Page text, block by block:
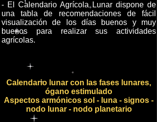
- El Calendario Agrícola Lunar dispone de
una tabla de recomendaciones de fácil
visualización de los días buenos y muy
buenos para realizar sus actividades
agrícolas.
Calendario lunar con las fases lunares,
ógano estimulado
Aspectos armónicos sol - luna - signos -
nodo lunar - nodo planetario